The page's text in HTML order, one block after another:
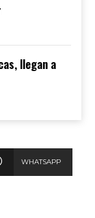
llegan a
WHATSAPP